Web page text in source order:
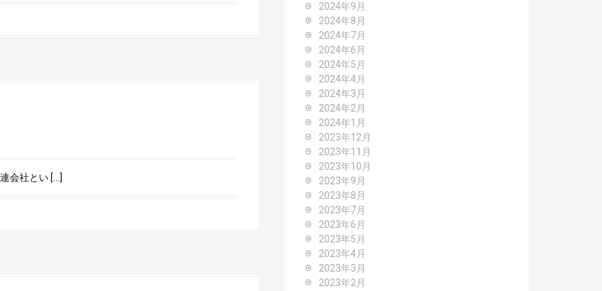
会社とい […]
2024年9月
2024年8月
2024年7月
2024年6月
2024年5月
2024年4月
2024年3月
2024年2月
2024年1月
2023年12月
2023年11月
2023年10月
2023年9月
2023年8月
2023年7月
2023年6月
2023年5月
2023年4月
2023年3月
2023年2月